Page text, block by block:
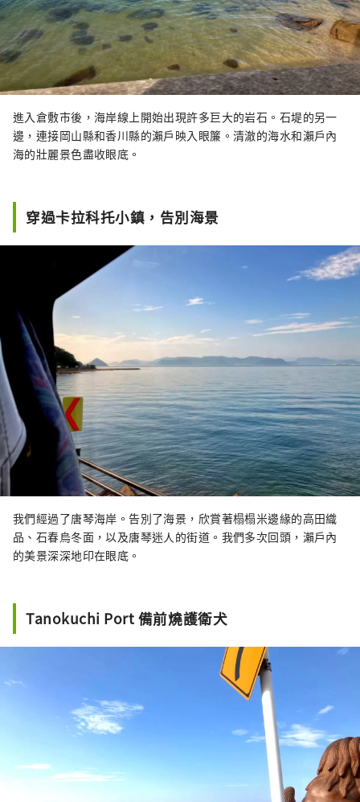
進入倉敷市後，海岸線上開始出現許多巨大的岩石。石堤的另一
邊，連接岡山縣和香川縣的瀨戶映入眼簾。清澈的海水和瀨戶內
海的壯麗景色盡收眼底。
穿過卡拉科托小鎮，告別海景
我們經過了唐琴海岸。告別了海景，欣賞著榻榻米邊緣的高田織
品、石春烏冬面，以及唐琴迷人的街道。我們多次回頭，瀨戶內
的美景深深地印在眼底。
Tanokuchi Port 備前燒護衛犬